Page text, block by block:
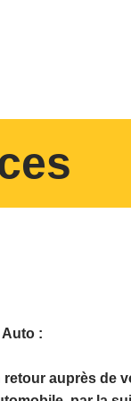
Auto :
retour auprès de